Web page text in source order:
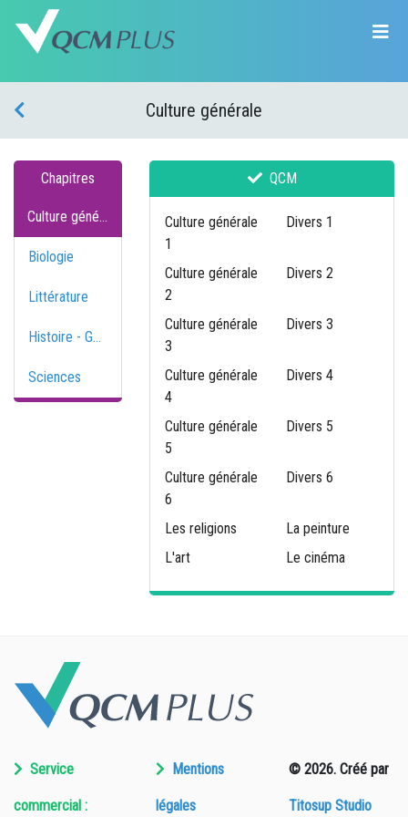
Culture générale
Chapitres
Culture générale
Biologie
Littérature
Histoire - Géographie
Sciences
QCM
Culture générale
1
Divers 1
Culture générale
2
Divers 2
Culture générale
3
Divers 3
Culture générale
4
Divers 4
Culture générale
5
Divers 5
Culture générale
6
Divers 6
Les religions
La peinture
L'art
Le cinéma
Service
commercial :
Mentions
légales
© 2026. Créé par
Titosup Studio